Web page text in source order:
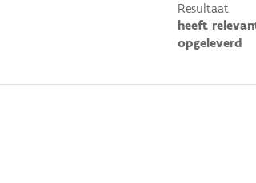
Resultaat
heeft
opgeleverd